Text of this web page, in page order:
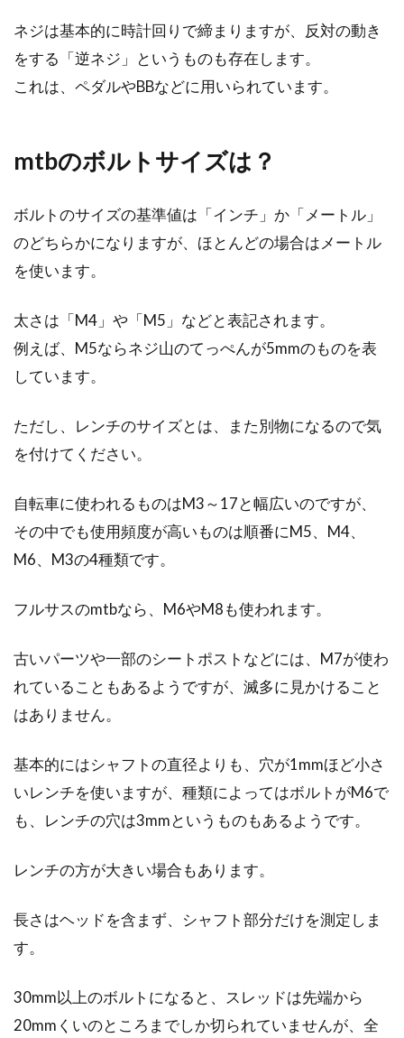
オススメのものはある？
漫画やアニメの影響で、女性でもロードバイク
おしゃれに乗りたい！自転車女子の
服装コーデ術！
それに伴い、...
詳しい交換方法は？
い、もう少しハンドルの位置を高くしたい、低
くしたい、そんなこ...
運動不足を解消したい人へ！ジムへ
「運動不足だなぁ」と感じるあなた、解消のた
自転車のサドル交換にトライ！
自転車のサドルは、体重を支える重要な部分で
あり、長時間自転車に乗る場合には、お尻が痛
日本一周を自転車で制覇！長距離に
必要な装備
ネジは基本的に時計回りで締まりますが、反対の動き
をする「逆ネジ」というものも存在します。
これは、ペダルやBBなどに用いられています。
mtbのボルトサイズは？
ボルトのサイズの基準値は「インチ」か「メートル」
のどちらかになりますが、ほとんどの場合はメートル
を使います。
太さは「M4」や「M5」などと表記されます。
例えば、M5ならネジ山のてっぺんが5mmのものを表
しています。
ただし、レンチのサイズとは、また別物になるので気
を付けてください。
自転車に使われるものはM3～17と幅広いのですが、
その中でも使用頻度が高いものは順番にM5、M4、
M6、M3の4種類です。
フルサスのmtbなら、M6やM8も使われます。
古いパーツや一部のシートポストなどには、M7が使わ
れていることもあるようですが、滅多に見かけること
はありません。
基本的にはシャフトの直径よりも、穴が1mmほど小さ
いレンチを使いますが、種類によってはボルトがM6で
も、レンチの穴は3mmというものもあるようです。
レンチの方が大きい場合もあります。
長さはヘッドを含まず、シャフト部分だけを測定しま
す。
30mm以上のボルトになると、スレッドは先端から
20mmくいのところまでしか切られていませんが、全